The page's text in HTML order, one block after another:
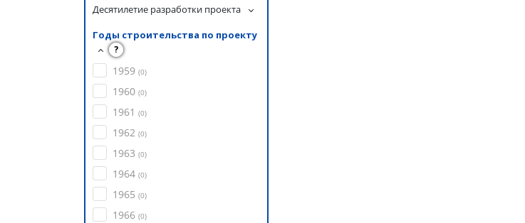
Десятилетие разработки проекта
Годы строительства по проекту
?
1959 (0)
1960 (0)
1961 (0)
1962 (0)
1963 (0)
1964 (0)
1965 (0)
1966 (0)